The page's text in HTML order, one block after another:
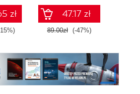
zł 47.17 zł
89.00zł (-47%)